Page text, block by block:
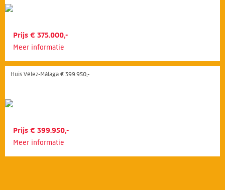
Prijs € 375.000,-
Meer informatie
Huis Vélez-Málaga € 399.950,-
Prijs € 399.950,-
Meer informatie